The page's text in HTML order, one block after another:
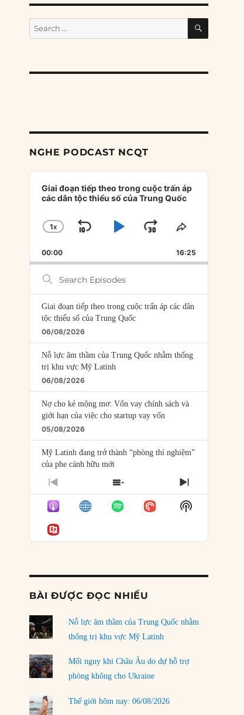
Search
for:
SEARCH
NGHE PODCAST NCQT
Audio
Player
Giai đoạn tiếp theo trong cuộc trấn áp
các dân tộc thiểu số của Trung Quốc
CHANGE
RATE
1X
SKIP
BACKWARD
PLAYJUMP
FORWARD
SHARE
EPISODE
00:00 16:25
Search
Episodes
Giai đoạn tiếp theo trong cuộc trấn áp các dân
tộc thiểu số của Trung Quốc
06/08/2026
Nỗ lực âm thầm của Trung Quốc nhằm thống
trị khu vực Mỹ Latinh
06/08/2026
Nợ cho kẻ mộng mơ: Vốn vay chính sách và
giới hạn của việc cho startup vay vốn
05/08/2026
Mỹ Latinh đang trở thành “phòng thí nghiệm”
của phe cánh hữu mới
04/08/2026
Tại sao Trung Quốc phủ nhận cuộc gặp với
Ngoại trưởng Nhật Bản?
04/08/2026
03/08/2026
Đặt cược vào thất bại: Các quỹ đầu tư mạo
rủi ro
02/08/2026
Làm thế nào để kết thúc Chiến tranh Iran?
01/08/2026
Chiến lược kế tiếp của Bắc Kinh ở Biển Đông
31/07/2026
PREVIOUS
EPISODE
SHOW
EPISODES
LIST
NEXT
EPISODE
Show
Podcast
BÀI ĐƯỢC ĐỌC NHIỀU
Nỗ lực âm thầm của Trung Quốc nhằm
thống trị khu vực Mỹ Latinh
Mối nguy khi Châu Âu do dự hỗ trợ
phòng không cho Ukraine
Thế giới hôm nay: 06/08/2026